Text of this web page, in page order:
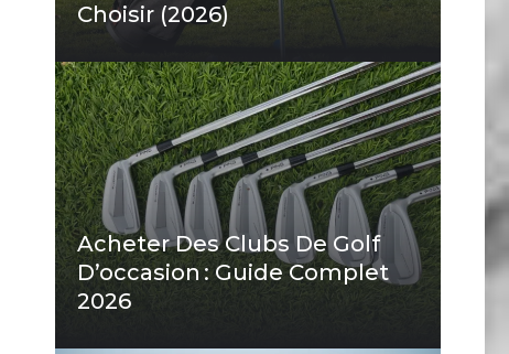
Choisir (2026)
Acheter Des Clubs De Golf
D’occasion : Guide Complet
2026